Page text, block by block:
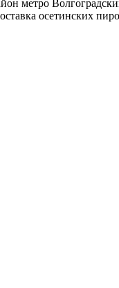
метро
осетинских